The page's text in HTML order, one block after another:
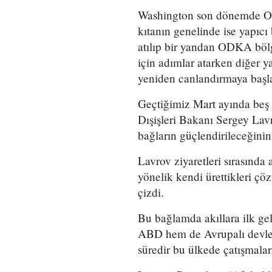
Washington son dönemde
kıtanın genelinde ise
atılıp bir yandan ODKA
için adımlar atarken diğer
yeniden canlandırmaya
Geçtiğimiz Mart ayında
Dışişleri Bakanı Sergey
bağların
Lavrov ziyaretleri sırasında
yönelik kendi ürettikleri
çizdi.
Bu bağlamda akıllara ilk
ABD hem de Avrupalı
süredir bu ülkede